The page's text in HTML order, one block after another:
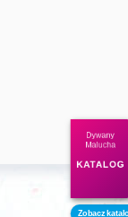
Dywany
Malucha
KATALOG
Zobacz